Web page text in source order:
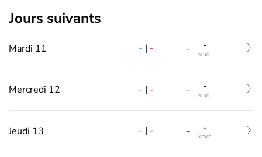
jours suivants
Mardi 11 - | - - -
km/h
Mercredi 12 - | - - -
km/h
Jeudi 13 - | - - -
km/h